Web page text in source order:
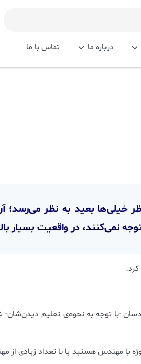
درباره ما تماس با ما
خیلی‌ها بعید به نظر می‌رسد؛
نمی‌کنند، در واقعیت بسیار
-با توجه به نحوه‌ی تعلیم
یا مهندس هستید یا با تعداد زیادی از